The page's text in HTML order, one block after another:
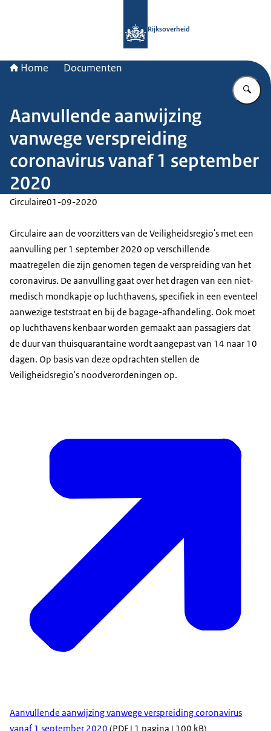
Rijksoverheid
Home Documenten
Aanvullende aanwijzing
vanwege verspreiding
coronavirus vanaf 1 september
2020
Circulaire01-09-2020
Circulaire aan de voorzitters van de Veiligheidsregio's met een
aanvulling per 1 september 2020 op verschillende
maatregelen die zijn genomen tegen de verspreiding van het
coronavirus. De aanvulling gaat over het dragen van een niet-
medisch mondkapje op luchthavens, specifiek in een eventeel
aanwezige teststraat en bij de bagage-afhandeling. Ook moet
op luchthavens kenbaar worden gemaakt aan passagiers dat
de duur van thuisquarantaine wordt aangepast van 14 naar 10
dagen. Op basis van deze opdrachten stellen de
Veiligheidsregio's noodverordeningen op.
Aanvullende aanwijzing vanwege verspreiding coronavirus
vanaf 1 september 2020 (PDF | 1 pagina | 100 kB)